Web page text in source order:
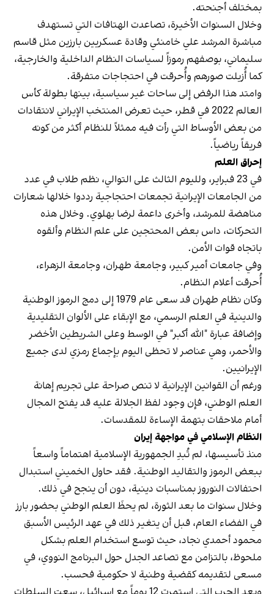
بمختلف أجنحته.
وخلال السنوات الأخيرة، تصاعدت الهتافات التي تستهدف
مباشرة المرشد علي خامنئي وقادة عسكريين بارزين مثل قاسم
سليماني، بوصفهم رموزاً لسياسات النظام الداخلية والخارجية،
كما أُزيلت صورهم وأُحرقت في احتجاجات متفرقة.
وامتد هذا الرفض إلى ساحات غير سياسية، بينها بطولة كأس
العالم 2022 في قطر، حيث تعرض المنتخب الإيراني لانتقادات
من بعض الأوساط التي رأت فيه ممثلاً للنظام أكثر من كونه
فريقاً رياضياً.
إحراق العلم
في 23 فبراير، ولليوم الثالث على التوالي، نظم طلاب في عدد
من الجامعات الإيرانية تجمعات احتجاجية رددوا خلالها شعارات
مناهضة للمرشد، وأخرى داعمة لرضا بهلوي. وخلال هذه
التحركات، داس بعض المحتجين على علم النظام وألقوه
باتجاه قوات الأمن.
وفي جامعات أمير كبير، وجامعة طهران، وجامعة الزهراء،
أُحرقت أعلام النظام.
وكان نظام طهران قد سعى عام 1979 إلى دمج الرموز الوطنية
والدينية في العلم الرسمي، مع الإبقاء على الألوان التقليدية
وإضافة عبارة "الله أكبر" في الوسط وعلى الشريطين الأخضر
والأحمر، وهي عناصر لا تحظى اليوم بإجماع رمزي لدى جميع
الإيرانيين.
ورغم أن القوانين الإيرانية لا تنص صراحة على تجريم إهانة
العلم الوطني، فإن وجود لفظ الجلالة عليه قد يفتح المجال
أمام ملاحقات بتهمة الإساءة للمقدسات.
النظام الإسلامي في مواجهة إيران
منذ تأسيسها، لم تُبدِ الجمهورية الإسلامية اهتماماً واسعاً
ببعض الرموز والتقاليد الوطنية. فقد حاول الخميني استبدال
احتفالات النوروز بمناسبات دينية، دون أن ينجح في ذلك.
وخلال سنوات ما بعد الثورة، لم يحظَ العلم الوطني بحضور بارز
في الفضاء العام، قبل أن يتغير ذلك في عهد الرئيس الأسبق
محمود أحمدي‌ نجاد، حيث توسع استخدام العلم بشكل
ملحوظ، بالتزامن مع تصاعد الجدل حول البرنامج النووي، في
مسعى لتقديمه كقضية وطنية لا حكومية فحسب.